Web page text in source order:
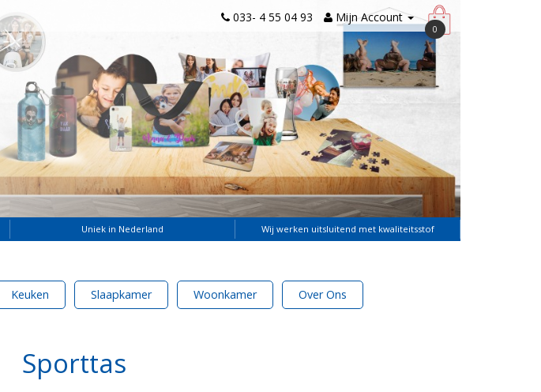
033- 4 55 04 93 Mijn Account
0
Uniek in Nederland Wij werken uitsluitend met kwaliteitsstof
Keuken Slaapkamer Woonkamer Over Ons
Sporttas